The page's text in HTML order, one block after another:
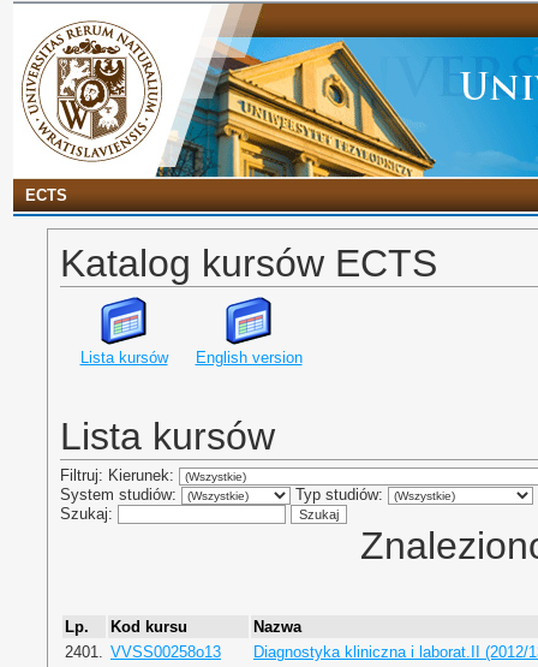
ECTS
Katalog kursów ECTS
Lista kursów English version
Lista kursów
Filtruj: Kierunek:
System studiów:
Typ studiów:
Szukaj:
Lp. Kod kursu
Nazwa
2401. VVSS00258o13
Diagnostyka kliniczna i laborat.II (2012/